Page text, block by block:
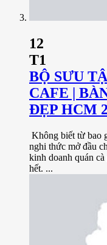
12
T1
BỘ SƯU
CAFE |
ĐẸP HCM
Không biết từ bao
nghi thức mở đầu
kinh doanh quán
hết. ...